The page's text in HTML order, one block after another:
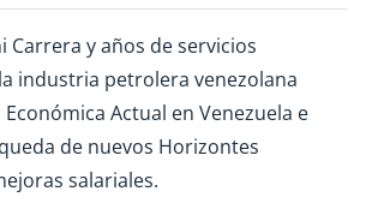
Carrera y años de servicios
industria petrolera venezolana
Económica Actual en Venezuela e
de nuevos Horizontes
salariales.